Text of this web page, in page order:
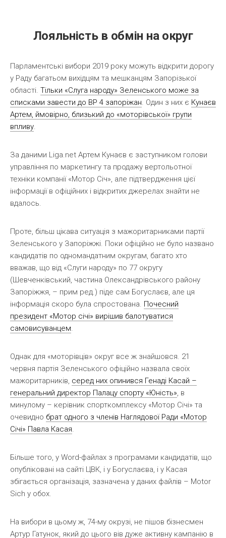
Лояльність в обмін на округ
Парламентські вибори 2019 року можуть відкрити дорогу
у Раду багатьом вихідцям та мешканцям Запорізької
області. Тільки «Слуга народу» Зеленського може за
списками завести до ВР 4 запоріжан. Один з них є Кунаєв
Артем, ймовірно, близький до «моторівської» групи
впливу.
За даними Liga.net Артем Кунаєв є заступником голови
управління по маркетингу та продажу вертольотної
техніки компанії «Мотор Січ», але підтвердження цієї
інформації в офіційних і відкритих джерелах знайти не
вдалось.
Проте, більш цікава ситуація з мажоритарниками партії
Зеленського у Запоріжжі. Поки офіційно не було названо
кандидатів по одномандатним округам, багато хто
вважав, що від «Слуги народу» по 77 округу
(Шевченківський, частина Олександрівського району
Запоріжжя, – прим ред.) піде сам Богуслаєв, але ця
інформація скоро була спростована. Почесний
президент «Мотор січі» вирішив балотуватися
самовисуванцем.
Однак для «моторівців» округ все ж знайшовся. 21
червня партія Зеленського офіційно назвала своїх
мажоритарників, серед них опинився Генаді Касай –
генеральний директор Палацу спорту «Юність», в
минулому – керівник спорткомплексу «Мотор Січі» та
очевидно брат одного з членів Наглядової Ради «Мотор
Січі» Павла Касая.
Більше того, у Word-файлах з програмами кандидатів, що
опубліковані на сайті ЦВК, і у Богуслаєва, і у Касая
збігається організація, зазначена у даних файлів – Motor
Sich у обох.
На вибори в цьому ж, 74-му окрузі, не пішов бізнесмен
Артур Гатунок, який до цього вів дуже активну кампанію в